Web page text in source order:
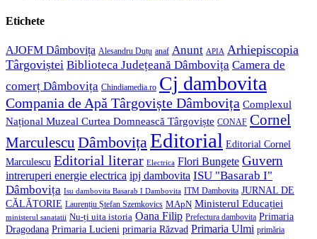
Etichete
AJOFM Dâmbovița Alesandru Duțu anaf Anunt APIA Arhiepiscopia
Târgoviștei Biblioteca Județeană Dâmbovița Camera de
comerț Dâmbovița Chindiamedia.ro Cj dambovita
Compania de Apă Târgoviște Dâmbovița Complexul
Național Muzeal Curtea Domnească Târgoviște CONAF Cornel
Marculescu DâmbovițaEditorial Editorial Cornel
Marculescu Editorial literar Electrica Flori Bungete Guvern
intreruperi energie electrica ipj dambovita ISU "Basarab I"
Dâmbovița Isu dambovita Basarab I Dambovita ITM Dambovita JURNAL DE
CĂLĂTORIE Laurențiu Ștefan Szemkovics MApN Ministerul Educației
ministerul sanatatii Nu-ți uita istoria Oana Filip Prefectura dambovita Primaria
Dragodana Primaria Lucieni primaria Răzvad Primaria Ulmi primăria